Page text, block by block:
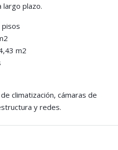
largo plazo.
pisos
m2
climatización, cámaras de
y redes.